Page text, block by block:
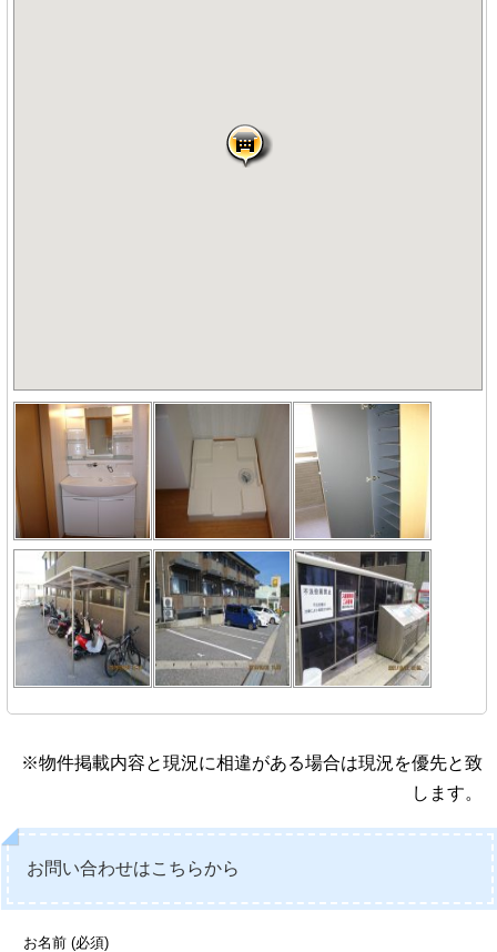
※物件掲載内容と現況に相違がある場合は現況を優先と致
します。
お問い合わせはこちらから
お名前 (必須)